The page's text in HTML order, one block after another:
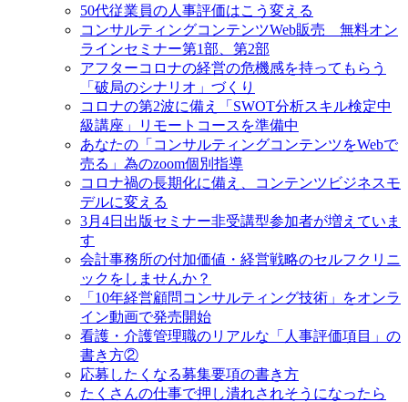
50代従業員の人事評価はこう変える
コンサルティングコンテンツWeb販売 無料オン
ラインセミナー第1部、第2部
アフターコロナの経営の危機感を持ってもらう
「破局のシナリオ」づくり
コロナの第2波に備え「SWOT分析スキル検定中
級講座」リモートコースを準備中
あなたの「コンサルティングコンテンツをWebで
売る」為のzoom個別指導
コロナ禍の長期化に備え、コンテンツビジネスモ
デルに変える
3月4日出版セミナー非受講型参加者が増えていま
す
会計事務所の付加価値・経営戦略のセルフクリニ
ックをしませんか？
「10年経営顧問コンサルティング技術」をオンラ
イン動画で発売開始
看護・介護管理職のリアルな「人事評価項目」の
書き方②
応募したくなる募集要項の書き方
たくさんの仕事で押し潰れされそうになったら